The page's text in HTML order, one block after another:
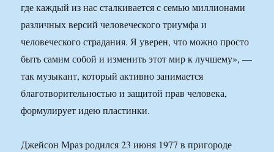
где каждый из нас сталкивается с семью миллионами
различных версий человеческого триумфа и
человеческого страдания. Я уверен, что можно просто
быть самим собой и изменить этот мир к лучшему», —
так музыкант, который активно занимается
благотворительностью и защитой прав человека,
формулирует идею пластинки.
Джейсон Мраз родился 23 июня 1977 в пригороде